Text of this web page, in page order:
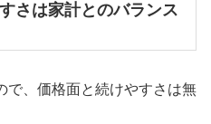
さは家計とのバランス
で、価格面と続けやすさは無